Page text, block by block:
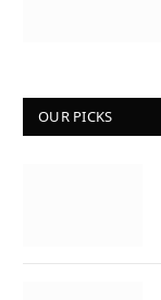
OUR PICKS